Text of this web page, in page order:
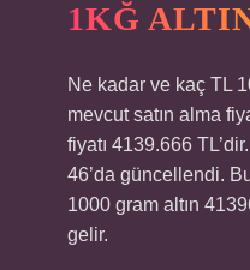
1KĞ
Ne kadar ve kaç TL
mevcut satın alma
fiyatı 4139.666
46’da güncellendi.
1000 gram altın
gelir.